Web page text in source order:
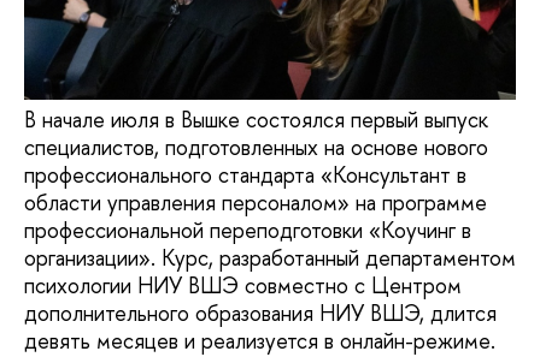
В начале июля в Вышке состоялся первый выпуск
специалистов, подготовленных на основе нового
профессионального стандарта «Консультант в
области управления персоналом» на программе
профессиональной переподготовки «Коучинг в
организации». Курс, разработанный департаментом
психологии НИУ ВШЭ совместно с Центром
дополнительного образования НИУ ВШЭ, длится
девять месяцев и реализуется в онлайн-режиме.